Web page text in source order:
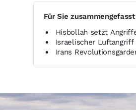
Für Sie zusammengefasst
Hisbollah setzt
Israelischer
Irans